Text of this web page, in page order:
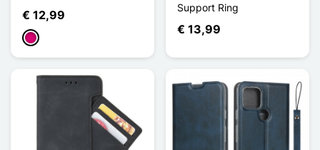
€ 12,99
Magenta
Support Ring
€ 13,99